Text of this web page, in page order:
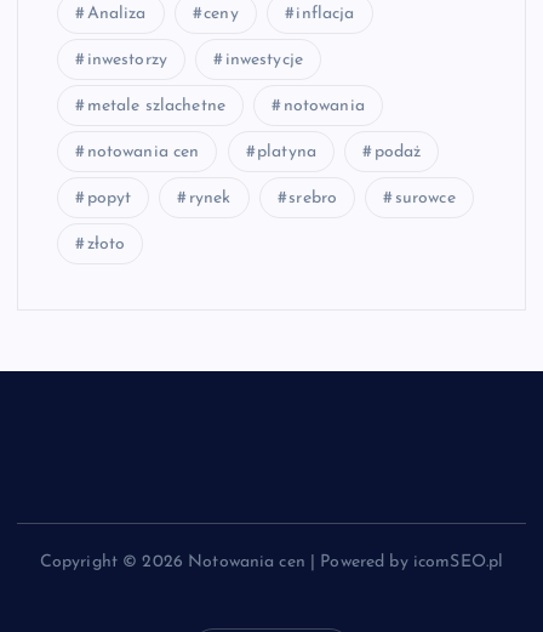
Analiza ceny inflacja
inwestorzy inwestycje
metale szlachetne notowania
notowania cen platyna podaż
popyt rynek srebro surowce
złoto
Copyright © 2026 Notowania cen | Powered by icomSEO.pl